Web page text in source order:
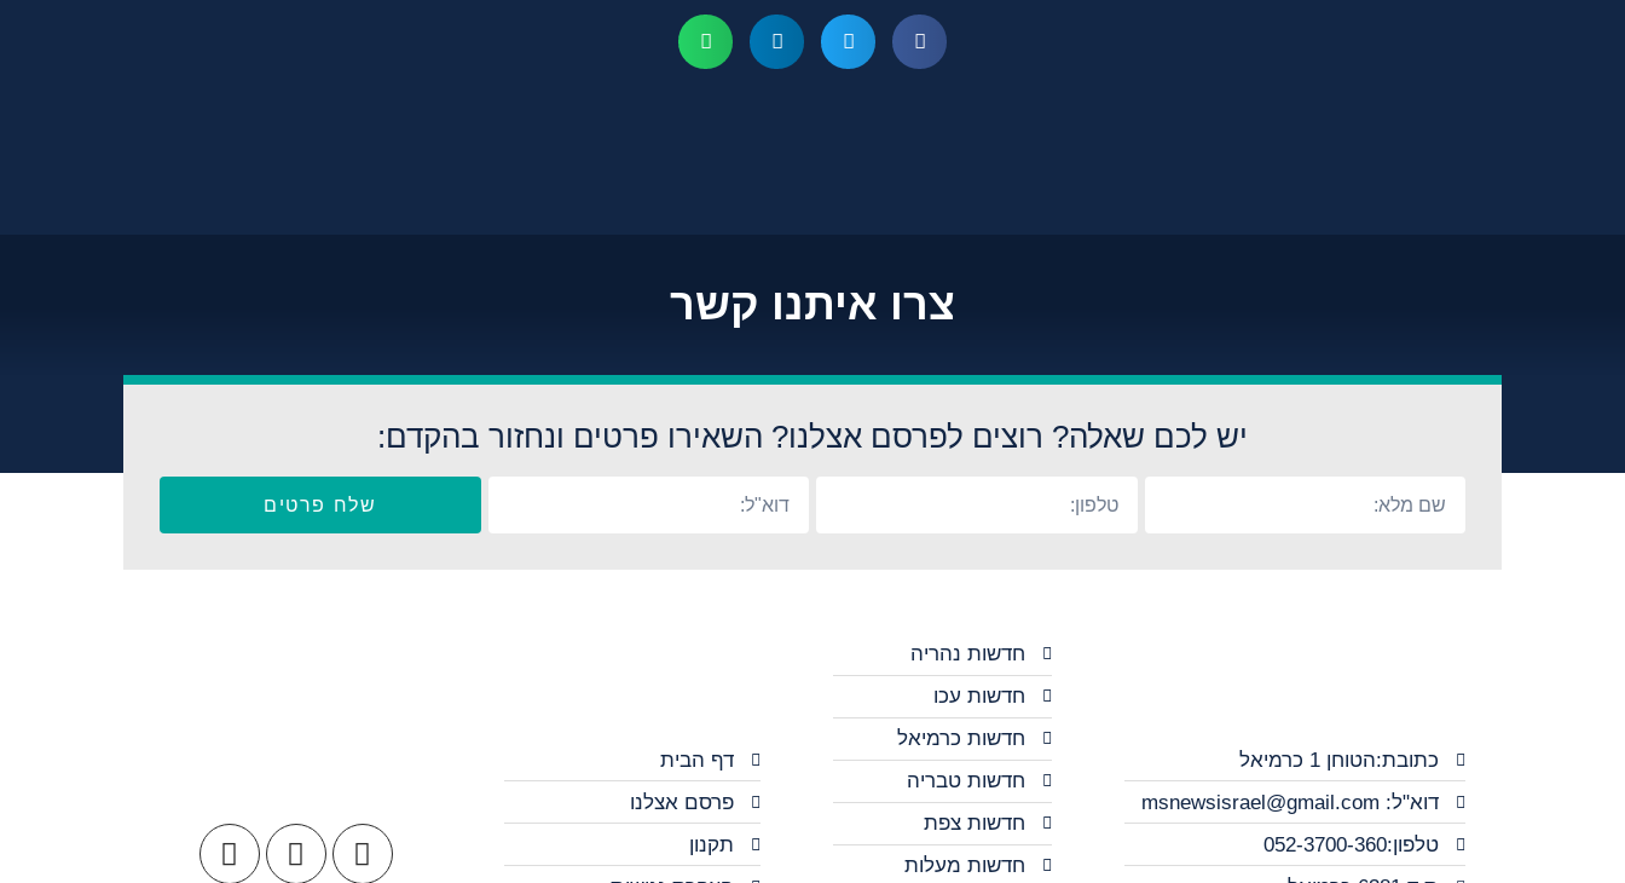
צרו איתנו קשר
יש לכם שאלה? רוצים לפרסם אצלנו? השאירו פרטים ונחזור בהקדם:
שלח פרטים
כתובת:הטוחן 1 כרמיאל
דוא"ל: msnewsisrael@gmail.com
טלפון:052-3700-360
חדשות נהריה
חדשות עכו
חדשות כרמיאל
חדשות טבריה
חדשות צפת
חדשות מעלות
דף הבית
פרסם אצלנו
תקנון